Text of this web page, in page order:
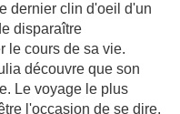
dernier clin d'oeil d'un
disparaître
le cours de sa vie.
découvre que son
Le voyage le plus
l'occasion de se dire,